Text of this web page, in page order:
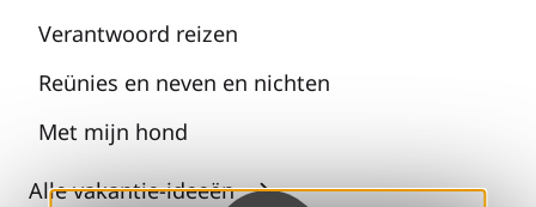
Verantwoord reizen
Reünies en neven en nichten
Met mijn hond
Alle vakantie-ideeën